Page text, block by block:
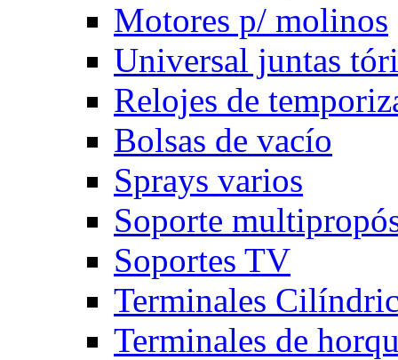
Motores p/ molinos
Universal juntas
Relojes de
Bolsas de vacío
Sprays varios
Soporte
Soportes TV
Terminales
Terminales de